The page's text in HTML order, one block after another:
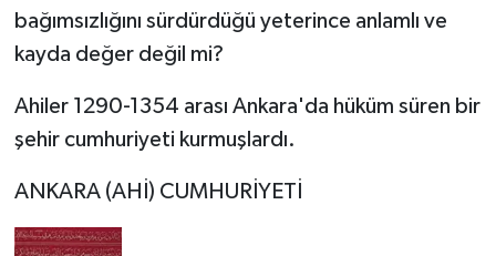
bağımsızlığını sürdürdüğü yeterince anlamlı ve
kayda değer değil mi?
Ahiler 1290-1354 arası Ankara'da hüküm süren bir
şehir cumhuriyeti kurmuşlardı.
ANKARA (AHİ) CUMHURİYETİ